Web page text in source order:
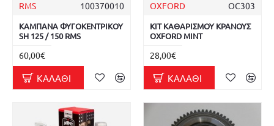
RMS 100370010
ΚΑΜΠΑΝΑ ΦΥΓΟΚΕΝΤΡΙΚΟΥ
SH 125 / 150 RMS
60,00€
ΚΑΛΆΘΙ
OXFORD OC303
ΚΙΤ ΚΑΘΑΡΙΣΜΟΥ ΚΡΑΝΟΥΣ
OXFORD MINT
28,00€
ΚΑΛΆΘΙ